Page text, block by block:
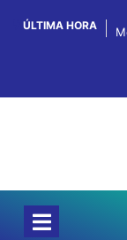
ÚLTIMA HORA